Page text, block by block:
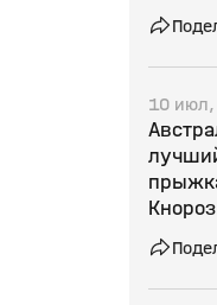
10
Кнороз